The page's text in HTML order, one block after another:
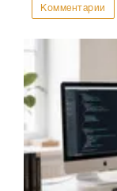
Комментарии